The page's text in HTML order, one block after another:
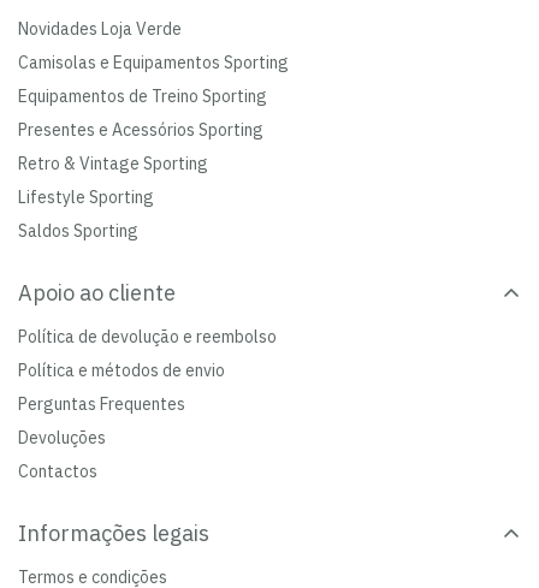
Novidades Loja Verde
Camisolas e Equipamentos Sporting
Equipamentos de Treino Sporting
Presentes e Acessórios Sporting
Retro & Vintage Sporting
Lifestyle Sporting
Saldos Sporting
Apoio ao cliente
Política de devolução e reembolso
Política e métodos de envio
Perguntas Frequentes
Devoluções
Contactos
Informações legais
Termos e condições